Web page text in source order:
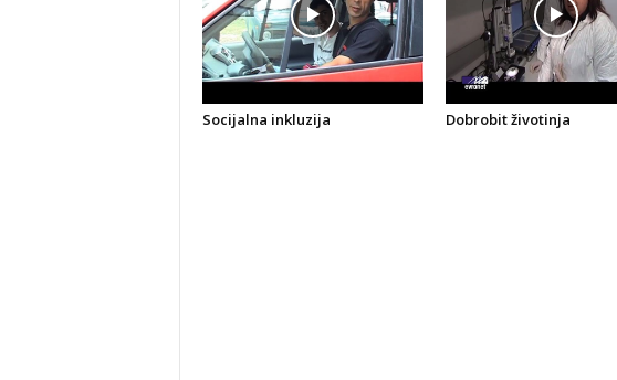
Socijalna inkluzija Dobrobit životinja